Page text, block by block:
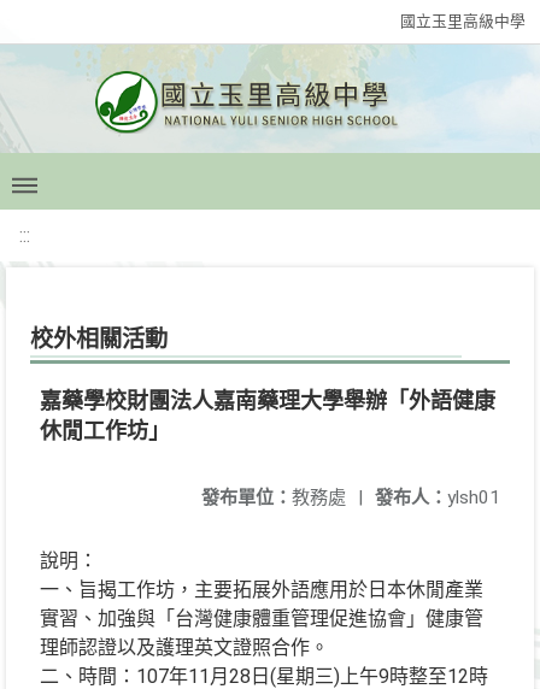
國立玉里高級中學
:::
校外相關活動
嘉藥學校財團法人嘉南藥理大學舉辦「外語健康
休閒工作坊」
發布人： ylsh01
發布單位： 教務處 |
說明：
一、旨揭工作坊，主要拓展外語應用於日本休閒產業
實習、加強與「台灣健康體重管理促進協會」健康管
理師認證以及護理英文證照合作。
二、時間：107年11月28日(星期三)上午9時整至12時